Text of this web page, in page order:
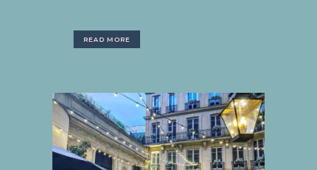
READ MORE